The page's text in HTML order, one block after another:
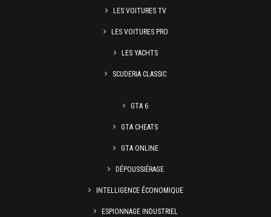
LES VOITURES TV
LES VOITURES PRO
LES YACHTS
SCUDERIA CLASSIC
GTA 6
GTA CHEATS
GTA ONLINE
DÉPOUSSIÉRAGE
INTELLIGENCE ÉCONOMIQUE
ESPIONNAGE INDUSTRIEL